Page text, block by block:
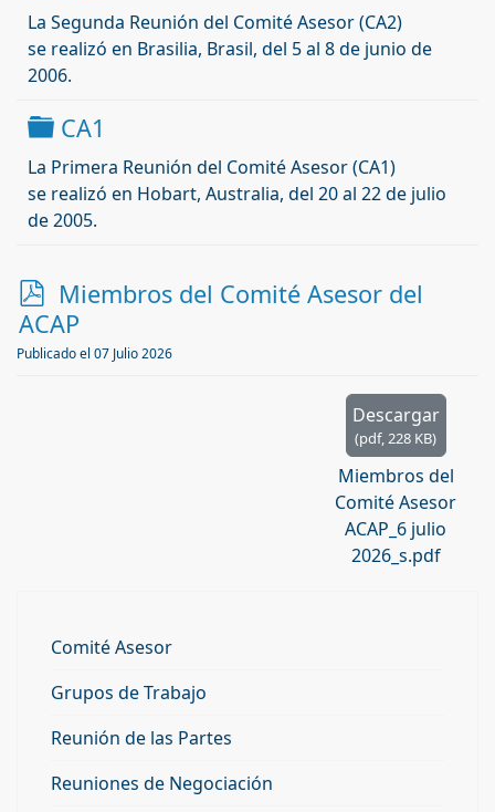
La Segunda Reunión del Comité Asesor (CA2)
se realizó en Brasilia, Brasil, del 5 al 8 de junio de
2006.
Carpeta
CA1
La Primera Reunión del Comité Asesor (CA1)
se realizó en Hobart, Australia, del 20 al 22 de julio
de 2005.
p
d
f
Miembros del Comité Asesor del
ACAP
Publicado el 07 Julio 2026
Descargar
(pdf,228 KB)
Miembros del
Comité Asesor
ACAP_6 julio
2026_s.pdf
Comité Asesor
Grupos de Trabajo
Reunión de las Partes
Reuniones de Negociación